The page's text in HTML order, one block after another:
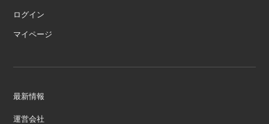
ログイン
マイページ
最新情報
運営会社